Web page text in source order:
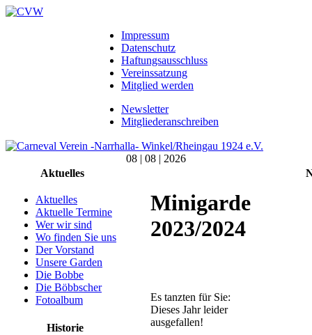
Impressum
Datenschutz
Haftungsausschluss
Vereinssatzung
Mitglied werden
Newsletter
Mitgliederanschreiben
08 | 08 | 2026
Aktuelles
Aktuelles
Aktuelle Termine
Wer wir sind
Wo finden Sie uns
Der Vorstand
Unsere Garden
Die Bobbe
Die Böbbscher
Fotoalbum
Historie
Minigarde
2023/2024
Es tanzten für Sie:
Dieses Jahr leider
ausgefallen!